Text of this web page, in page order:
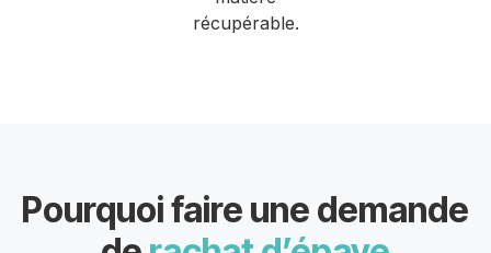
récupérable.
Pourquoi faire une demande